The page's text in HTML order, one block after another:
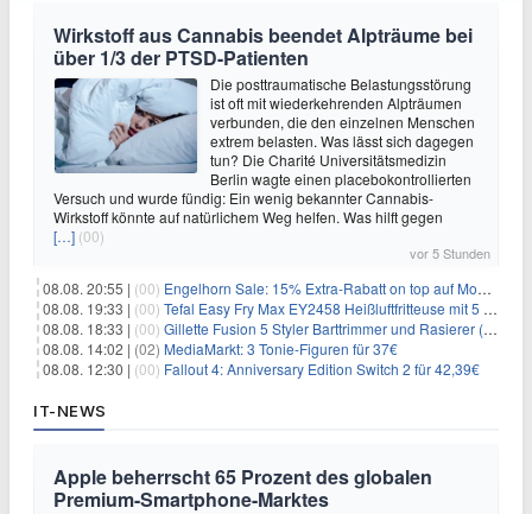
Wirkstoff aus Cannabis beendet Alpträume bei
über 1/3 der PTSD-Patienten
Die posttraumatische Belastungsstörung
ist oft mit wiederkehrenden Alpträumen
verbunden, die den einzelnen Menschen
extrem belasten. Was lässt sich dagegen
tun? Die Charité Universitätsmedizin
Berlin wagte einen placebokontrollierten
Versuch und wurde fündig: Ein wenig bekannter Cannabis-
Wirkstoff könnte auf natürlichem Weg helfen. Was hilft gegen
[…] (00)
vor 5 Stunden
08.08. 20:55 | (00) Engelhorn Sale: 15% Extra-Rabatt on top auf Mode- und Sport-Artikel
08.08. 19:33 | (00) Tefal Easy Fry Max EY2458 Heißluftfritteuse mit 5 Litern für 64,99€
08.08. 18:33 | (00) Gillette Fusion 5 Styler Barttrimmer und Rasierer (All in One) für 16€
08.08. 14:02 | (02) MediaMarkt: 3 Tonie-Figuren für 37€
08.08. 12:30 | (00) Fallout 4: Anniversary Edition Switch 2 für 42,39€
IT-NEWS
Apple beherrscht 65 Prozent des globalen
Premium-Smartphone-Marktes